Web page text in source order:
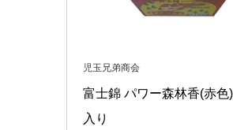
児玉兄弟商会
富士錦 パワー森林香(赤色
入り